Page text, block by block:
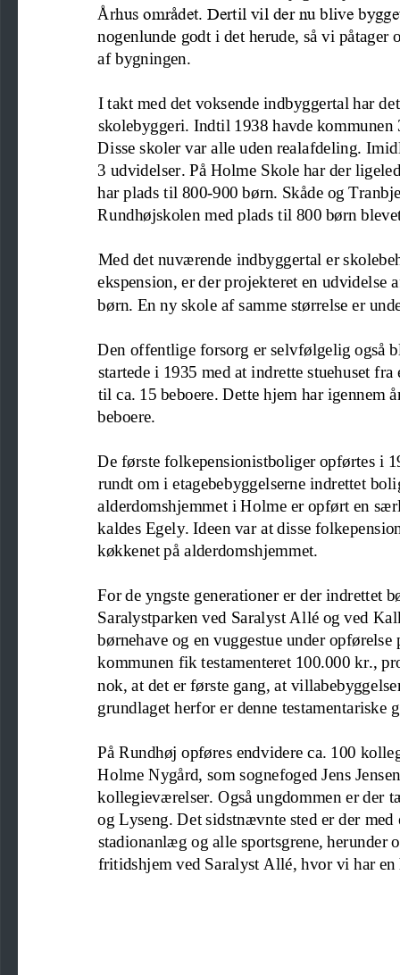
Århus området. Dertil vil der nu blive
nogenlunde godt i det herude, så vi
af bygningen.
I takt med det voksende indbyggertal har de
skolebyggeri. Indtil 1938 havde
Disse skoler var alle uden realafdeling.
3 udvidelser. På Holme Skole har der
har plads til 800-900 børn. Skåde og
Rundhøjskolen med plads til 800 børn
Med det nuværende indbyggertal er
ekspension, er der projekteret en udvidelse
børn. En ny skole af samme størrelse er
Den offentlige forsorg er selvfølgelig også
startede i 1935 med at indrette stuehuset
til ca. 15 beboere. Dette hjem har igennem
beboere.
De første folkepensionistboliger opførtes i
rundt om i etagebebyggelserne indrettet
alderdomshjemmet i Holme er opført en
kaldes Egely. Ideen var at disse
køkkenet på alderdomshjemmet.
For de yngste generationer er der indrettet
Saralystparken ved Saralyst Allé og ved
børnehave og en vuggestue under
kommunen fik testamenteret 100.000 kr.
nok, at det er første gang at
grundlaget herfor er denne testamentariske
På Rundhøj opføres endvidere ca. 100
Holme Nygård, som sognefoged Jens
kollegieværelser. Også ungdommen er der
og Lyseng. Det sidstnævnte sted er der
stadionanlæg og alle sportsgrene,
fritidshjem ved Saralyst Allé, hvor vi har